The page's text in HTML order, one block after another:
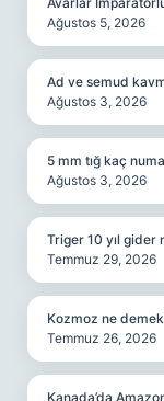
Ağustos 5, 2026
Ad ve semud
Ağustos 3, 2026
5 mm tığ kaç
Ağustos 3, 2026
Triger 10 yıl gider
Temmuz 29, 2026
Kozmoz ne
Temmuz 26, 2026
Kanada’da